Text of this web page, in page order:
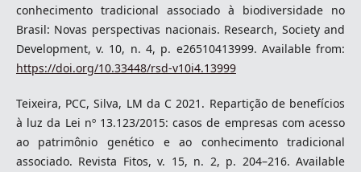
conhecimento tradicional associado à biodiversidade no
Brasil: Novas perspectivas nacionais. Research, Society and
Development, v. 10, n. 4, p. e26510413999. Available from:
https://doi.org/10.33448/rsd-v10i4.13999
Teixeira, PCC, Silva, LM da C 2021. Repartição de benefícios
à luz da Lei nº 13.123/2015: casos de empresas com acesso
ao patrimônio genético e ao conhecimento tradicional
associado. Revista Fitos, v. 15, n. 2, p. 204–216. Available